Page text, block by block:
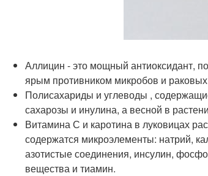
Аллицин - это мощный антиоксидант,
ярым противником микробов и раковых
Полисахариды и углеводы ,
сахарозы и инулина, а весной в
Витамина С и каротина в луковицах
содержатся микроэлементы: натрий,
азотистые соединения, инсулин,
вещества и тиамин.